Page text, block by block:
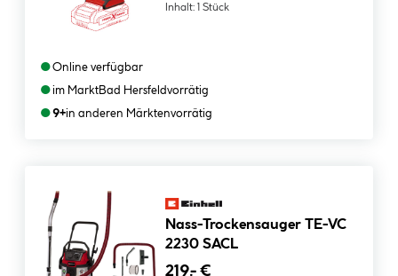
Inhalt: 1 Stück
●Online verfügbar
●im MarktBad Hersfeldvorrätig
●9+in anderen Märktenvorrätig
Nass-Trockensauger TE-VC
2230 SACL
219.- €